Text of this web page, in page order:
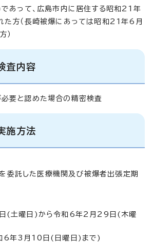
であって、広島市内に居住する昭和21年
た方（長崎被爆にあっては昭和21年6月
）
査内容
要と認めた場合の精密検査
施方法
委託した医療機関及び被爆者出張定期
(土曜日)から令和6年2月29日(木曜
6年3月10日(日曜日)まで)